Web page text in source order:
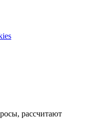
рассчитают